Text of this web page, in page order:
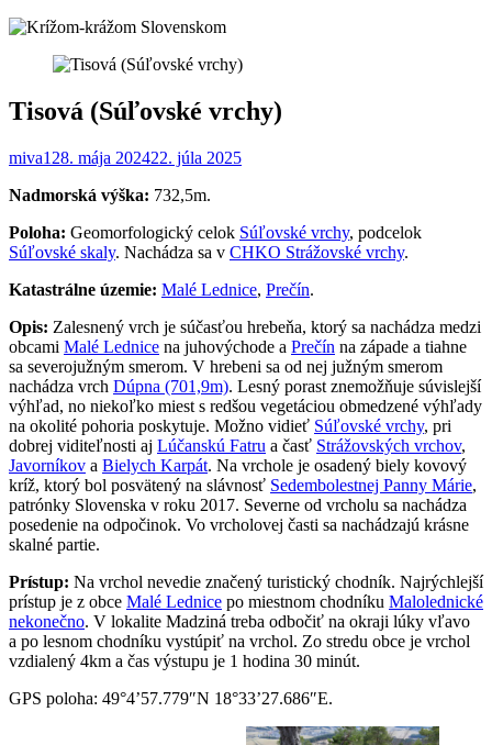
Tisová (Súľovské vrchy)
miva1 28. mája 202422. júla 2025
Nadmorská výška: 732,5m.
Poloha: Geomorfologický celok Súľovské vrchy, podcelok
Súľovské skaly. Nachádza sa v CHKO Strážovské vrchy.
Katastrálne územie: Malé Lednice, Prečín.
Opis: Zalesnený vrch je súčasťou hrebeňa, ktorý sa nachádza medzi
obcami Malé Lednice na juhovýchode a Prečín na západe a tiahne
sa severojužným smerom. V hrebeni sa od nej južným smerom
nachádza vrch Dúpna (701,9m). Lesný porast znemožňuje súvislejší
výhľad, no niekoľko miest s redšou vegetáciou obmedzené výhľady
na okolité pohoria poskytuje. Možno vidieť Súľovské vrchy, pri
dobrej viditeľnosti aj Lúčanskú Fatru a časť Strážovských vrchov,
Javorníkov a Bielych Karpát. Na vrchole je osadený biely kovový
kríž, ktorý bol posvätený na slávnosť Sedembolestnej Panny Márie,
patrónky Slovenska v roku 2017. Severne od vrcholu sa nachádza
posedenie na odpočinok. Vo vrcholovej časti sa nachádzajú krásne
skalné partie.
Prístup: Na vrchol nevedie značený turistický chodník. Najrýchlejší
prístup je z obce Malé Lednice po miestnom chodníku Malolednické
nekonečno. V lokalite Madziná treba odbočiť na okraji lúky vľavo
a po lesnom chodníku vystúpiť na vrchol. Zo stredu obce je vrchol
vzdialený 4km a čas výstupu je 1 hodina 30 minút.
GPS poloha: 49°4’57.779″N 18°33’27.686″E.